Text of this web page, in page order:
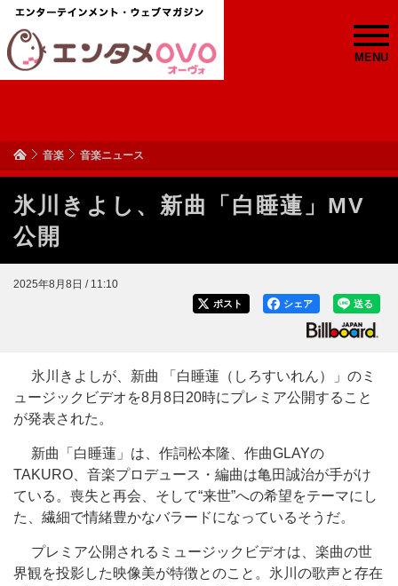
MENU
音楽 音楽ニュース
氷川きよし、新曲「白睡蓮」MV
公開
2025年8月8日 / 11:10
送る
シェア
ポスト
氷川きよしが、新曲 「白睡蓮（しろすいれん）」のミ
ュージックビデオを8月8日20時にプレミア公開すること
が発表された。
新曲「白睡蓮」は、作詞松本隆、作曲GLAYの
TAKURO、音楽プロデュース・編曲は亀田誠治が手がけ
ている。喪失と再会、そして“来世”への希望をテーマにし
た、繊細で情緒豊かなバラードになっているそうだ。
プレミア公開されるミュージックビデオは、楽曲の世
界観を投影した映像美が特徴とのこと。氷川の歌声と存在